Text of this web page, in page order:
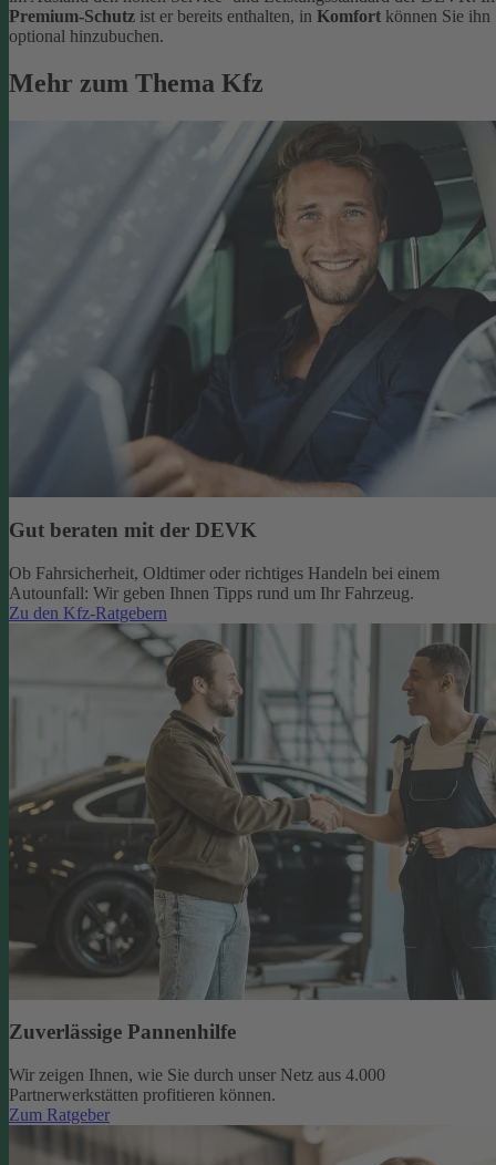
Premium-Schutz ist er bereits enthalten, in Komfort können Sie ihn
optional hinzubuchen.
Mehr zum Thema Kfz
Gut beraten mit der DEVK
Ob Fahrsicherheit, Oldtimer oder richtiges Handeln bei einem
Autounfall: Wir geben Ihnen Tipps rund um Ihr Fahrzeug.
Zu den Kfz-Ratgebern
Zuverlässige Pannenhilfe
Wir zeigen Ihnen, wie Sie durch unser Netz aus 4.000
Partnerwerkstätten profitieren können.
Zum Ratgeber